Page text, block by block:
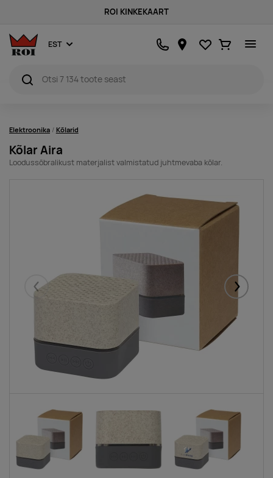
ROI KINKEKAART
EST Lemmikud
Ostukorv
Elektroonika Kõlarid
Kõlar Aira
Loodussõbralikust materjalist valmistatud juhtmevaba kõlar.
Eelmised